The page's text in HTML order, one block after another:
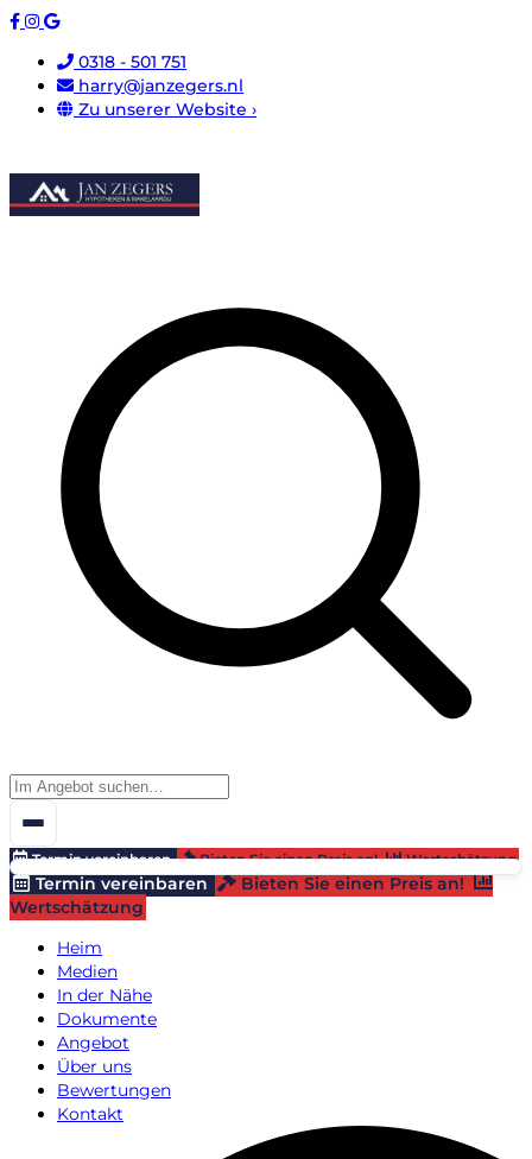
0318 - 501 751
harry@janzegers.nl
Zu unserer Website ›
Termin vereinbaren Bieten Sie einen Preis an! Wertschätzung
Termin vereinbaren
Bieten Sie einen Preis an!
Wertschätzung
Heim
Medien
In der Nähe
Dokumente
Angebot
Über uns
Bewertungen
Kontakt